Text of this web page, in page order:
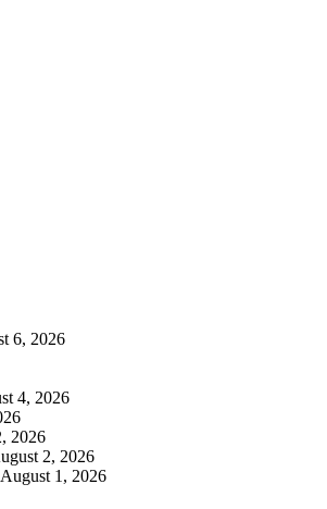
6, 2026
4, 2026
2026
2, 2026
August 1, 2026